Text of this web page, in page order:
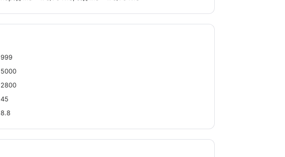
999
5000
2800
45
8.8